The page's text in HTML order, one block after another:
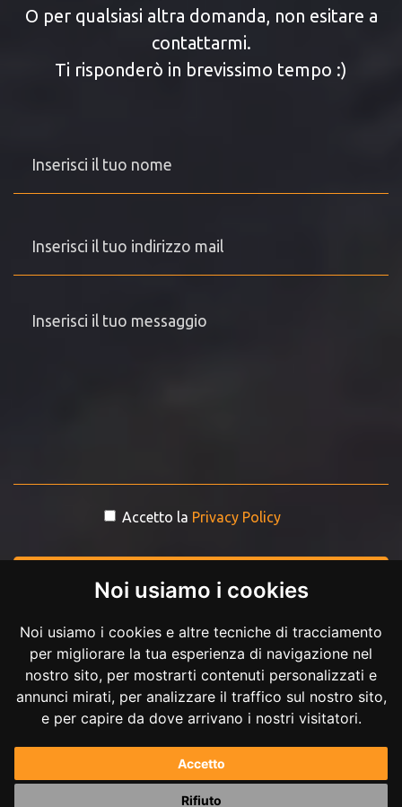
Noi usiamo i cookies
Noi usiamo i cookies e altre tecniche di tracciamento
per migliorare la tua esperienza di navigazione nel
nostro sito, per mostrarti contenuti personalizzati e
annunci mirati, per analizzare il traffico sul nostro sito,
e per capire da dove arrivano i nostri visitatori.
Accetto
Rifiuto
O per qualsiasi altra domanda, non esitare a
contattarmi.
Ti risponderò in brevissimo tempo :)
Accetto la Privacy Policy
INVIA MESSAGGIO
Copyright © 2017-2026 Andrea Ilici. Tutti i diritti riservati.
P.IVA 02711210027